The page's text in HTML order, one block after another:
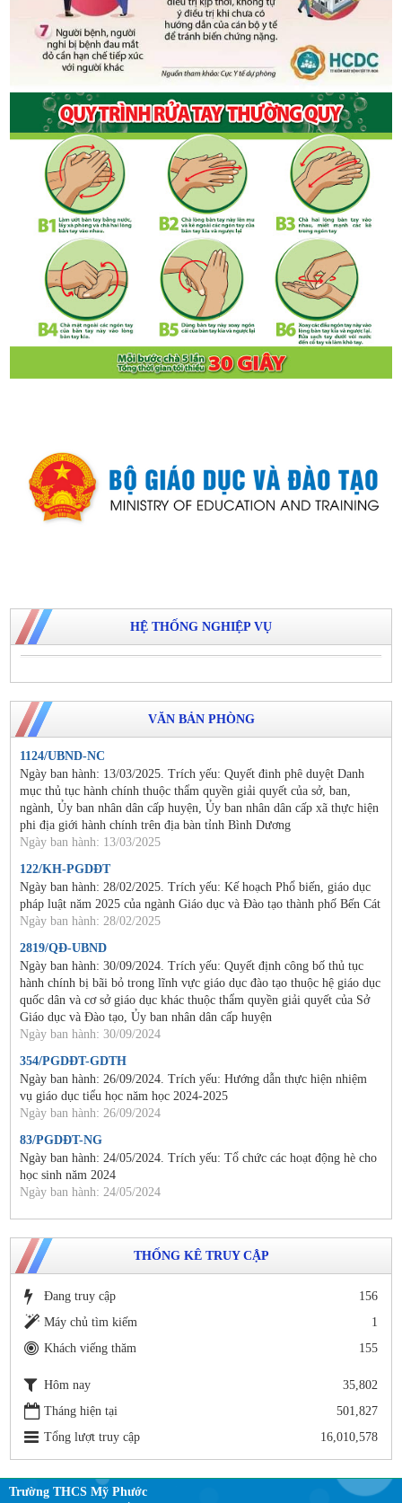
HỆ THỐNG NGHIỆP VỤ
VĂN BẢN PHÒNG
1124/UBND-NC
Ngày ban hành: 13/03/2025. Trích yếu: Quyết đinh phê duyệt Danh
mục thủ tục hành chính thuộc thẩm quyền giải quyết của sở, ban,
ngành, Ủy ban nhân dân cấp huyện, Ủy ban nhân dân cấp xã thực hiện
phi địa giới hành chính trên địa bàn tỉnh Bình Dương
Ngày ban hành: 13/03/2025
122/KH-PGDĐT
Ngày ban hành: 28/02/2025. Trích yếu: Kế hoạch Phổ biến, giáo dục
pháp luật năm 2025 của ngành Giáo dục và Đào tạo thành phố Bến Cát
Ngày ban hành: 28/02/2025
2819/QĐ-UBND
Ngày ban hành: 30/09/2024. Trích yếu: Quyết định công bố thủ tục
hành chính bị bãi bỏ trong lĩnh vực giáo dục đào tạo thuộc hệ giáo dục
quốc dân và cơ sở giáo dục khác thuộc thẩm quyền giải quyết của Sở
Giáo dục và Đào tạo, Ủy ban nhân dân cấp huyện
Ngày ban hành: 30/09/2024
354/PGDĐT-GDTH
Ngày ban hành: 26/09/2024. Trích yếu: Hướng dẫn thực hiện nhiệm
vụ giáo dục tiểu học năm học 2024-2025
Ngày ban hành: 26/09/2024
83/PGDĐT-NG
Ngày ban hành: 24/05/2024. Trích yếu: Tổ chức các hoạt động hè cho
học sinh năm 2024
Ngày ban hành: 24/05/2024
THỐNG KÊ TRUY CẬP
Đang truy cập
156
Máy chủ tìm kiếm
1
Khách viếng thăm
155
Hôm nay
35,802
Tháng hiện tại
501,827
Tổng lượt truy cập
16,010,578
Trường THCS Mỹ Phước